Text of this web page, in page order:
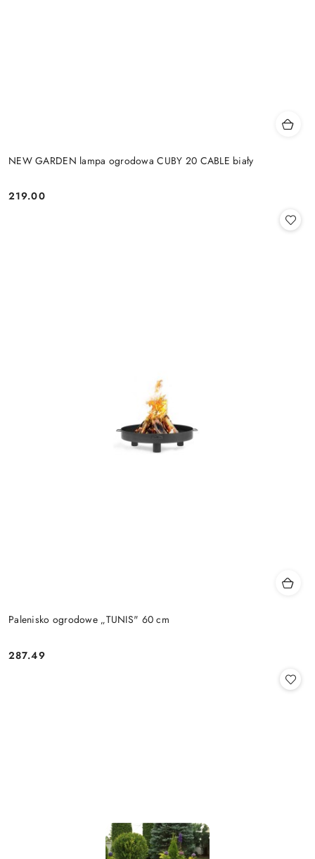
NEW GARDEN lampa ogrodowa CUBY 20 CABLE biały
Cena:
219.00
Palenisko ogrodowe „TUNIS" 60 cm
Cena:
287.49